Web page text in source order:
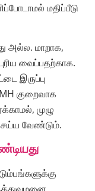
மதிப்பீடு
அல்ல. மாறாக,
வைப்பதற்காக.
இருப்பு
குறைவாக
முழு
வேண்டும்.